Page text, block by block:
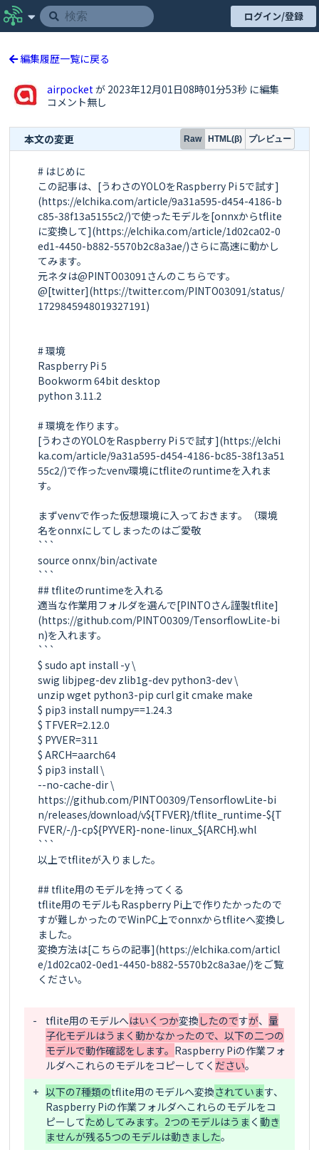
ログイン/登録
編集履歴一覧に戻る
airpocketが 2023年12月01日08時01分53秒 に編集
コメント無し
本文の変更 Raw HTML(β) プレビュー
# はじめに
この記事は、[うわさのYOLOをRaspberry Pi 5で試す]
(https://elchika.com/article/9a31a595-d454-4186-b
c85-38f13a5155c2/)で使ったモデルを[onnxからtflite
に変換して](https://elchika.com/article/1d02ca02-0
ed1-4450-b882-5570b2c8a3ae/)さらに高速に動かし
てみます。
元ネタは@PINTO03091さんのこちらです。
@[twitter](https://twitter.com/PINTO03091/status/
1729845948019327191)
# 環境
Raspberry Pi 5
Bookworm 64bit desktop
python 3.11.2
# 環境を作ります。
[うわさのYOLOをRaspberry Pi 5で試す](https://elchi
ka.com/article/9a31a595-d454-4186-bc85-38f13a51
55c2/)で作ったvenv環境にtfliteのruntimeを入れま
す。
まずvenvで作った仮想環境に入っておきます。（環境
名をonnxにしてしまったのはご愛敬
```
source onnx/bin/activate
```
## tfliteのruntimeを入れる
適当な作業用フォルダを選んで[PINTOさん謹製tflite]
(https://github.com/PINTO0309/TensorflowLite-bi
n)を入れます。
```
$ sudo apt install -y \
swig libjpeg-dev zlib1g-dev python3-dev \
unzip wget python3-pip curl git cmake make
$ pip3 install numpy==1.24.3
$ TFVER=2.12.0
$ PYVER=311
$ ARCH=aarch64
$ pip3 install \
--no-cache-dir \
https://github.com/PINTO0309/TensorflowLite-bi
n/releases/download/v${TFVER}/tflite_runtime-${T
FVER/-/}-cp${PYVER}-none-linux_${ARCH}.whl
```
以上でtfliteが入りました。
## tflite用のモデルを持ってくる
tflite用のモデルもRaspberry Pi上で作りたかったので
すが難しかったのでWinPC上でonnxからtfliteへ変換し
ました。
変換方法は[こちらの記事](https://elchika.com/articl
e/1d02ca02-0ed1-4450-b882-5570b2c8a3ae/)をご覧
ください。
- tflite用のモデルへはいくつか変換 したのですが、 量
子化モデルはうまく動かなかったので、以下の二つの
モデルで動作確認をします。 Raspberry Piの作業フォ
ルダへこれらのモデルをコピーして く ださい
+ 以下の7種類のtflite用のモデルへ変換されています、
Raspberry Piの作業フォルダへこれらのモデルをコ
ピーしてためしてみます。2つのモデルはうま く 動き
ませんが残る5つのモデルは動きました